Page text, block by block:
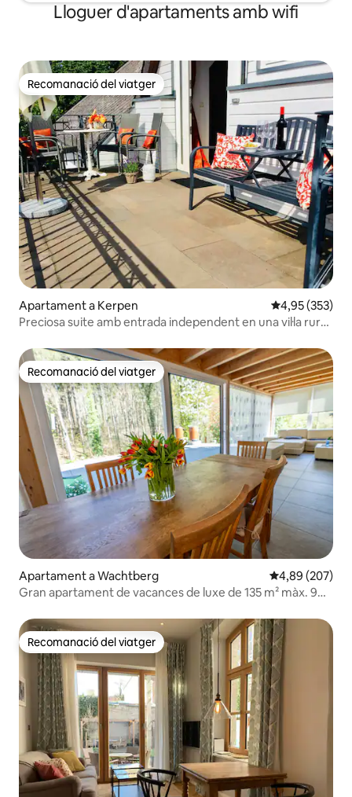
Lloguer d'apartaments amb wifi
Recomanació del viatger
Recomanació del viatger
Apartament a Kerpen 4,95 de
4,95 (353)
Preciosa suite amb entrada independent en una vil·la rural
Recomanació del viatger
Recomanació del viatger
Apartament a Wachtberg 4,89 de
4,89 (207)
Gran apartament de vacances de luxe de 135 m² màx. 9
Recomanació del viatger
Recomanació del viatger